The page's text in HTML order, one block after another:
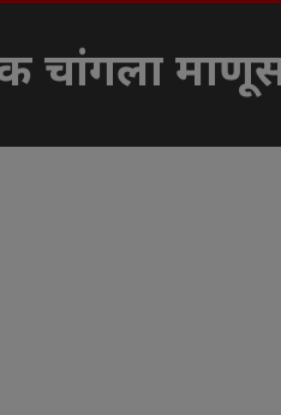
चांगला